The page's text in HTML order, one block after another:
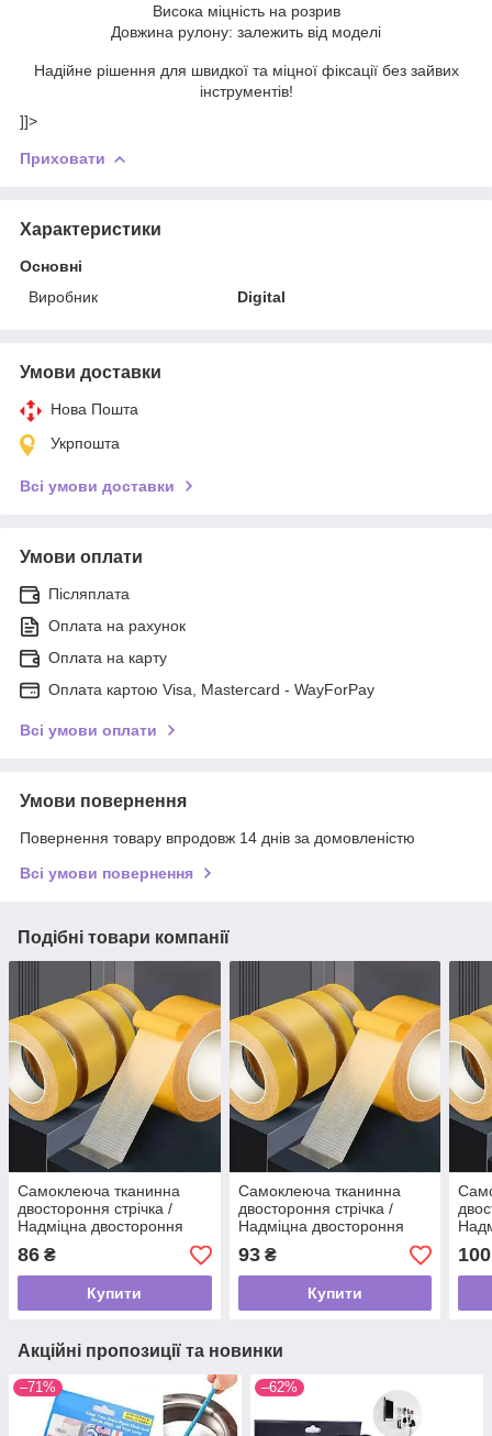
Висока міцність на розрив
Довжина рулону: залежить від моделі
Надійне рішення для швидкої та міцної фіксації без зайвих
інструментів!
]]>
Приховати
Характеристики
Основні
Виробник
Digital
Умови доставки
Нова Пошта
Укрпошта
Всі умови доставки
Умови оплати
Післяплата
Оплата на рахунок
Оплата на карту
Оплата картою Visa, Mastercard - WayForPay
Всі умови оплати
Умови повернення
Повернення товару впродовж 14 днів за домовленістю
Всі умови повернення
Подібні товари компанії
Самоклеюча тканинна
двостороння стрічка /
Надміцна двостороння
стрічка-скотч / Скотч
сильної фіксації 1см*5м
AND 340
86 ₴
Купити
Самоклеюча тканинна
двостороння стрічка /
Надміцна двостороння
стрічка-скотч / Скотч
сильної фіксації 2см*5м
AND 341
93₴
Купити
100
Акційні пропозиції та новинки
–71% –62%